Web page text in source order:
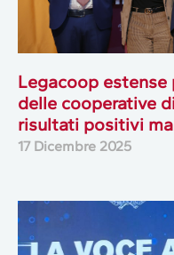
Legacoop estense
delle cooperative
risultati positivi
17 Dicembre 2025